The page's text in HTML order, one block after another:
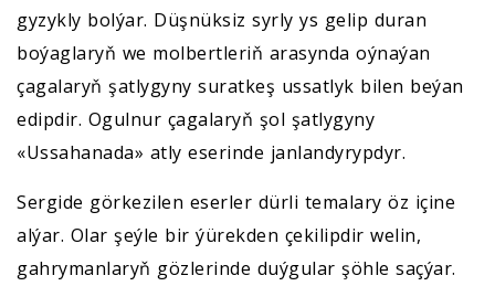
gyzykly bolýar. Düşnüksiz syrly ys gelip duran
boýaglaryň we molbertleriň arasynda oýnaýan
çagalaryň şatlygyny suratkeş ussatlyk bilen beýan
edipdir. Ogulnur çagalaryň şol şatlygyny
«Ussahanada» atly eserinde janlandyrypdyr.
Sergide görkezilen eserler dürli temalary öz içine
alýar. Olar şeýle bir ýürekden çekilipdir welin,
gahrymanlaryň gözlerinde duýgular şöhle saçýar.